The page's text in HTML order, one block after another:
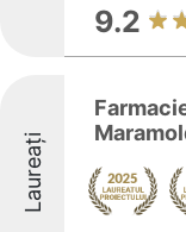
9.2
Laureați